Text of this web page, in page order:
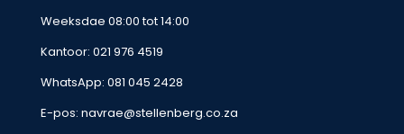
Weeksdae 08:00 tot 14:00
Kantoor: 021 976 4519
WhatsApp: 081 045 2428
E-pos: navrae@stellenberg.co.za